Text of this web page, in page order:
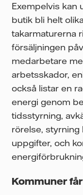
Exempelvis kan
butik bli helt
takarmaturerna
försäljningen
medarbetare
arbetsskador,
också listar en
energi genom
tidsstyrning,
rörelse,
uppgifter, och
Kommuner